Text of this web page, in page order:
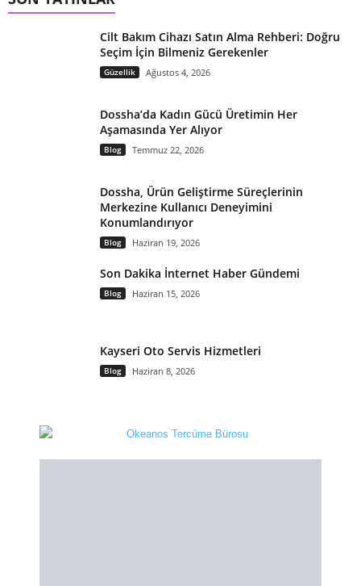
Cilt Bakım Cihazı Satın Alma Rehberi: Doğru
Seçim İçin Bilmeniz Gerekenler
Güzellik Ağustos 4, 2026
Dossha’da Kadın Gücü Üretimin Her
Aşamasında Yer Alıyor
Blog Temmuz 22, 2026
Dossha, Ürün Geliştirme Süreçlerinin
Merkezine Kullanıcı Deneyimini
Konumlandırıyor
Blog Haziran 19, 2026
Son Dakika İnternet Haber Gündemi
Blog Haziran 15, 2026
Kayseri Oto Servis Hizmetleri
Blog Haziran 8, 2026